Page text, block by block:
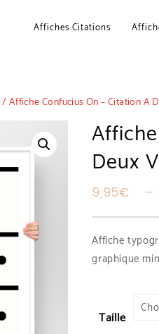
Affiches Citations
/ Affiche Confucius On – Citation A
Deux
9,95€ –
Affiche
graphique
Taille